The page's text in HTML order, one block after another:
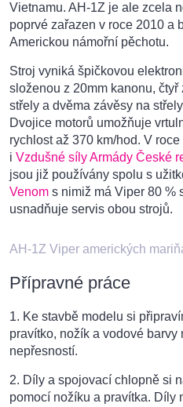
Vietnamu. AH-1Z je ale zcela
poprvé zařazen v roce 2010 a
Americkou námořní pěchotu.
Stroj vyniká špičkovou
složenou z 20mm kanonu,
střely a dvěma závěsy na
Dvojice motorů umožňuje
rychlost až 370 km/hod. V
i Vzdušné síly Armády České
jsou již používány spolu s
Venom s nimiž má Viper 80 %
usnadňuje servis obou strojů.
AH-1Z Viper amerických
Přípravné práce
1. Ke stavbě modelu si
pravítko, nožík a vodové barvy
nepřesností.
2. Díly a spojovací chlopně si
pomocí nožíku a pravítka. Díly